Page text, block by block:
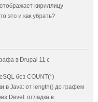
кириллицу
это и как убрать?
в Drupal 11 с
без COUNT(*)
в Java: от length() до графем
Devel: отладка в